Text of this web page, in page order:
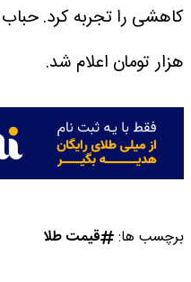
هزار تومان اعلام شد.
برچسب ها: قیمت طلا